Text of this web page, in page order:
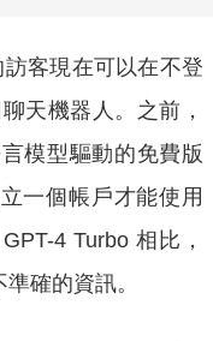
客現在可以在不登
天機器人。之前，
模型驅動的免費版
一個帳戶才能使用
4 Turbo 相比，
確的資訊。